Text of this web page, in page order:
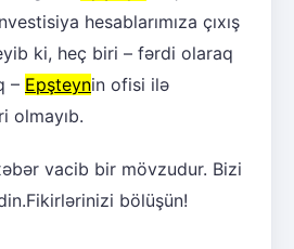
hesablarımıza çıxış
ki, heç biri – fərdi olaraq
– Epşteynin ofisi ilə
olmayıb.
vacib bir mövzudur. Bizi
bölüşün!